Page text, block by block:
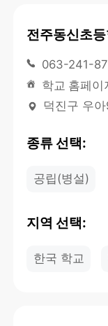
전주동신초
063-241-
학교 홈페이
덕진구 우
종류 선택:
공립(병설)
지역 선택:
한국 학교